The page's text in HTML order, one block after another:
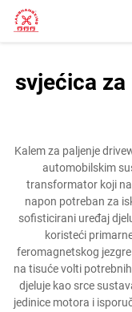
Početna Stranica
Proizvodi
Više o nama
Slučajevi
Kontaktirajte Nas
svjećica
Kalem za paljenje
automobilskim
transformator koji
napon potreban za
sofisticirani uređaj
koristeći
feromagnetskog
na tisuće volti
djeluje kao srce
jedinice motora i